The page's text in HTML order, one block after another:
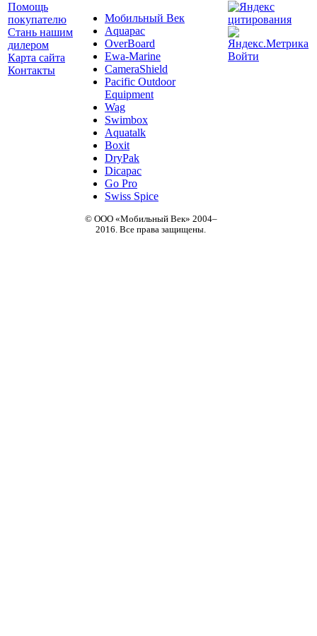
Помощь
покупателю
Стань нашим
дилером
Карта сайта
Контакты
Мобильный Век
Aquapac
OverBoard
Ewa-Marine
CameraShield
Pacific Outdoor
Equipment
Wag
Swimbox
Aquatalk
Boxit
DryPak
Dicapac
Go Pro
Swiss Spice
© ООО «Мобильный Век» 2004–
2016. Все права защищены.
Войти